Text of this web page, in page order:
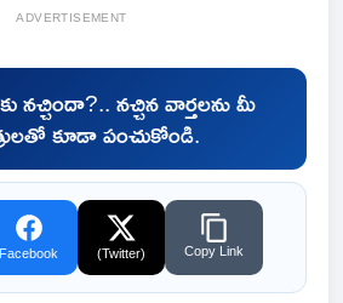
ADVERTISEMENT
నచ్చిందా?.. నచ్చిన వార్తలను మీ
కూడా పంచుకోండి.
Facebook (Twitter) Copy Link